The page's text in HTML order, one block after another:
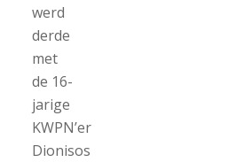
werd
derde
met
de 16-
jarige
KWPN’er
Dionisos